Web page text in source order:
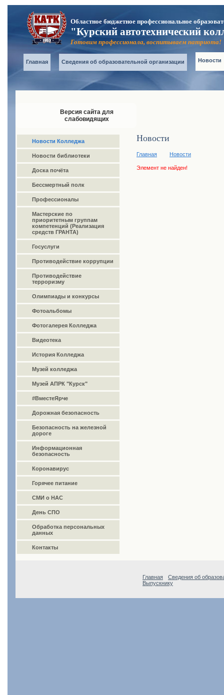
Областное бюджетное профессиональное
"Курский автотехнический
Готовим профессионала, воспитываем патриота!
Главная Сведения об образовательной организации Новости
Версия сайта для
слабовидящих
Новости Колледжа
Новости библиотеки
Доска почёта
Бессмертный полк
Профессионалы
Мастерские по
приоритетным группам
компетенций (Реализация
средств ГРАНТА)
Госуслуги
Противодействие коррупции
Противодействие
терроризму
Олимпиады и конкурсы
Фотоальбомы
Фотогалерея Колледжа
Видеотека
История Колледжа
Музей колледжа
Музей АПРК "Курск"
#ВместеЯрче
Дорожная безопасность
Безопасность на железной
дороге
Информационная
безопасность
Коронавирус
Горячее питание
СМИ о НАС
День СПО
Обработка персональных
данных
Контакты
Новости
Главная Новости
Элемент не найден!
Главная
Сведения об
Выпускнику